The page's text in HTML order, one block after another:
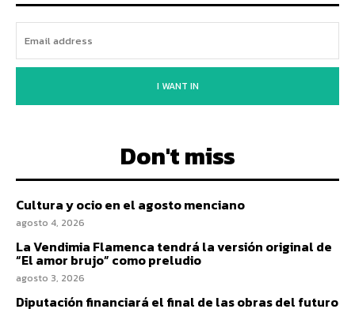
I WANT IN
Don't miss
Cultura y ocio en el agosto menciano
agosto 4, 2026
La Vendimia Flamenca tendrá la versión original de
“El amor brujo” como preludio
agosto 3, 2026
Diputación financiará el final de las obras del futuro